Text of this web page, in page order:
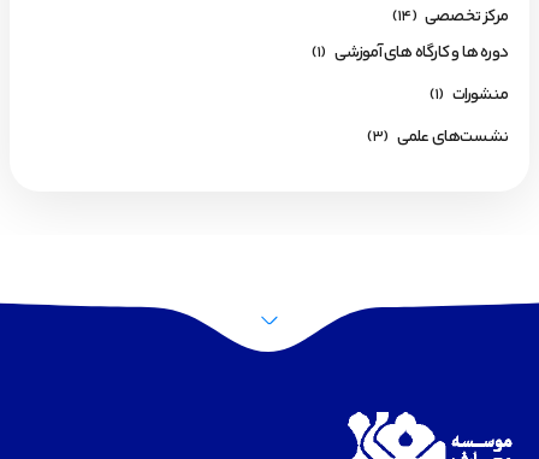
مرکز تخصصی (14)
دوره ها و کارگاه های آموزشی (1)
منشورات (1)
نشست‌های علمی (3)